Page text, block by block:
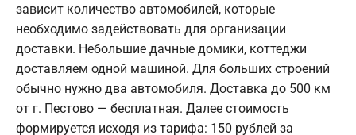
зависит количество автомобилей, которые
необходимо задействовать для организации
доставки. Небольшие дачные домики, коттеджи
доставляем одной машиной. Для больших строений
обычно нужно два автомобиля. Доставка до 500 км
от г. Пестово — бесплатная. Далее стоимость
формируется исходя из тарифа: 150 рублей за